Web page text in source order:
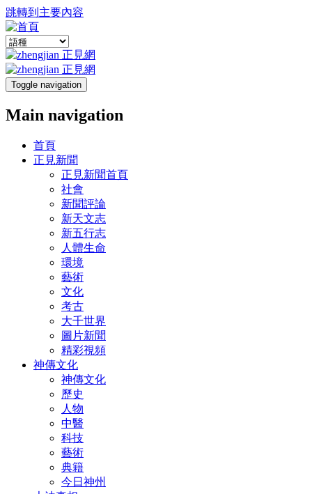
跳轉到主要內容
Toggle navigation
Main navigation
首頁
正見新聞
正見新聞首頁
社會
新聞評論
新天文志
新五行志
人體生命
環境
藝術
文化
考古
大千世界
圖片新聞
精彩視頻
神傳文化
神傳文化
歷史
人物
中醫
科技
藝術
典籍
今日神州